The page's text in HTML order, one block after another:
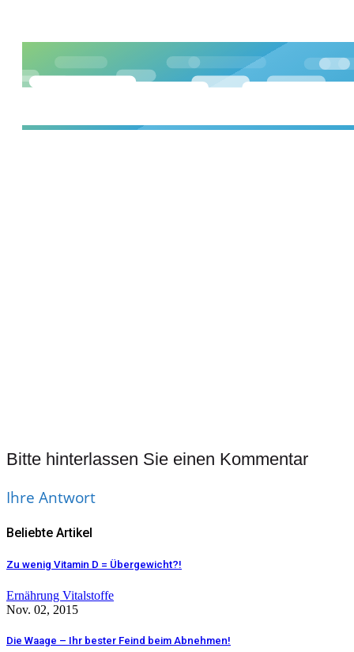
Ich wette mit Ihnen: Das
Sie diese Vorgehensweise
Bitte hinterlassen Sie einen Kommentar
Ihre Antwort
Beliebte Artikel
Zu wenig Vitamin D = Übergewicht?!
Ernährung Vitalstoffe
Nov. 02, 2015
Die Waage – Ihr bester Feind beim Abnehmen!